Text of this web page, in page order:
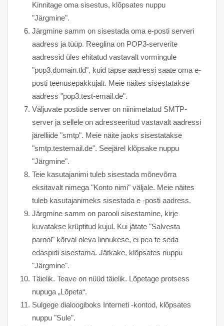
Kinnitage oma sisestus, klõpsates nuppu
"Järgmine".
Järgmine samm on sisestada oma e-posti serveri
aadress ja tüüp. Reeglina on POP3-serverite
aadressid üles ehitatud vastavalt vormingule
"pop3.domain.tld", kuid täpse aadressi saate oma e-
posti teenusepakkujalt. Meie näites sisestatakse
aadress "pop3.test-email.de".
Väljuvate postide server on niinimetatud SMTP-
server ja sellele on adresseeritud vastavalt aadressi
järelliide "smtp". Meie näite jaoks sisestatakse
"smtp.testemail.de". Seejärel klõpsake nuppu
"Järgmine".
Teie kasutajanimi tuleb sisestada mõnevõrra
eksitavalt nimega "Konto nimi" väljale. Meie näites
tuleb kasutajanimeks sisestada e -posti aadress.
Järgmine samm on parooli sisestamine, kirje
kuvatakse krüptitud kujul. Kui jätate "Salvesta
parool" kõrval oleva linnukese, ei pea te seda
edaspidi sisestama. Jätkake, klõpsates nuppu
"Järgmine".
Täielik. Teave on nüüd täielik. Lõpetage protsess
nupuga „Lõpeta“.
Sulgege dialoogiboks Interneti -kontod, klõpsates
nuppu "Sule".